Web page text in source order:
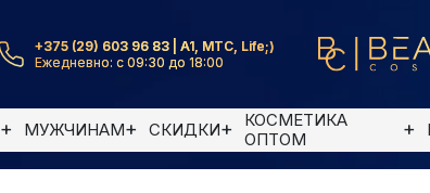
+375 (29) 603 96 83 | A1, MTC, Life;)
Ежедневно: с 09:30 до 18:00
МУЖЧИНАМ СКИДКИ
КОСМЕТИКА
ОПТОМ